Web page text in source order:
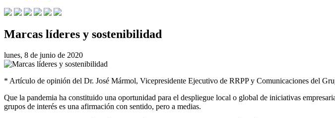
Marcas líderes y sostenibilidad
lunes, 8 de junio de 2020
* Artículo de opinión del Dr. José Mármol, Vicepresidente Ejecutivo de RRPP y Comunicaciones del
Que la pandemia ha constituido una oportunidad para el despliegue local o global de iniciativas
grupos de interés es una afirmación con sentido, pero a medias.